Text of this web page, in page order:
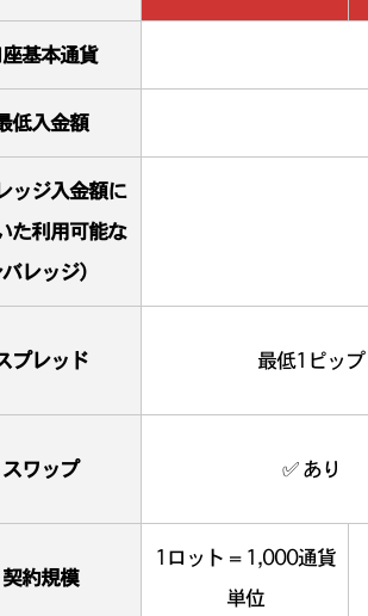
基本通貨
低入金額
ッジ入金額に
た利用可能な
レッジ）
プレッド 最低1ピップ
スワップ ✅ あり
契約規模
1ロット = 1,000通貨
単位